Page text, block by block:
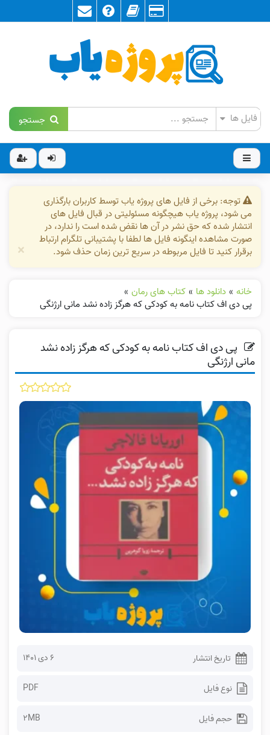
جستجو
توجه: برخی از فایل های پروژه یاب توسط کاربران بارگذاری
می شود، پروژه یاب هیچگونه مسئولیتی در قبال فایل های
انتشار شده که حق نشر در آن ها نقض شده است را ندارد، در
صورت مشاهده اینگونه فایل ها لطفا با پشتیبانی تلگرام ارتباط
برقرار کنید تا فایل مربوطه در سریع ترین زمان حذف شود.
×
خانه » دانلود ها » کتاب های رمان »
پی دی اف کتاب نامه به کودکی که هرگز زاده نشد مانی ارژنگی
پی دی اف کتاب نامه به کودکی که هرگز زاده نشد
مانی ارژنگی
تاریخ انتشار ۶ دی ۱۴۰۱
نوع فایل PDF
حجم فایل 2MB